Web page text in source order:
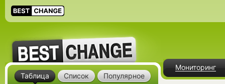
Мониторинг
Таблица Список Популярное